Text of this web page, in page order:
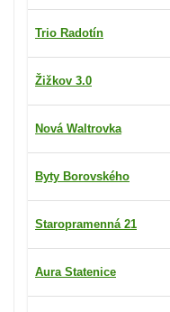
Trio Radotín
Žižkov 3.0
Nová Waltrovka
Byty Borovského
Staropramenná 21
Aura Statenice